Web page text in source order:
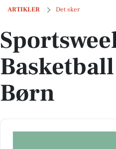
ARTIKLER Det sker
Sportsweekend i Virum:
Børn